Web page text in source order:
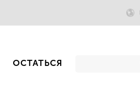
ОСТАТЬСЯ